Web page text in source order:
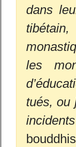
dans
les
tués, ou